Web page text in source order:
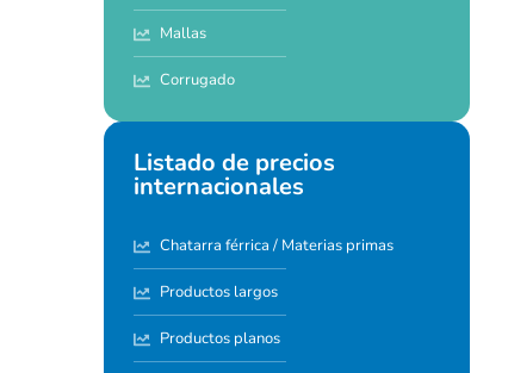
Mallas
Corrugado
Listado de precios
internacionales
Chatarra férrica / Materias primas
Productos largos
Productos planos